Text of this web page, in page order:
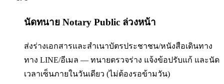
นัดทนาย Notary Public ล่วงหน้า
ส่งร่างเอกสารและสำเนาบัตรประชาชน/หนังสือเดินทาง
ทาง LINE/อีเมล — ทนายตรวจร่าง แจ้งข้อปรับแก้ และนัด
เวลาเซ็นภายในวันเดียว (ไม่ต้องรอข้ามวัน)